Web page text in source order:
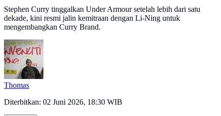
Stephen Curry tinggalkan Under Armour setelah lebih dari satu
dekade, kini resmi jalin kemitraan dengan Li-Ning untuk
mengembangkan Curry Brand.
Thomas
Diterbitkan: 02 Juni 2026, 18:30 WIB